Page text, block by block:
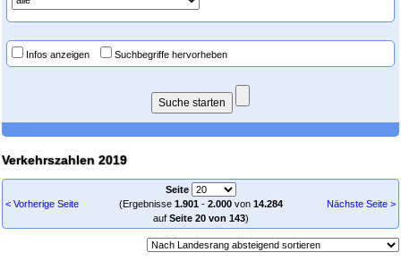
Infos anzeigen Suchbegriffe hervorheben
Verkehrszahlen 2019
< Vorherige Seite
Seite
(Ergebnisse 1.901- 2.000von 14.284
auf Seite 20 von 143)
Nächste Seite >